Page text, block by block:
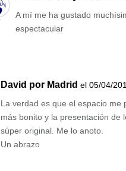
A mí me ha gustado
espectacular
David por Madrid el 05/04/
La verdad es que el espacio me
más bonito y la presentación de
súper original. Me lo anoto.
Un abrazo